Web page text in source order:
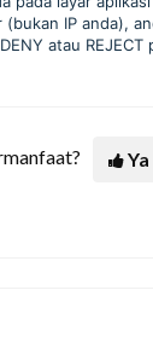
IP anda),
atau REJECT
Ya